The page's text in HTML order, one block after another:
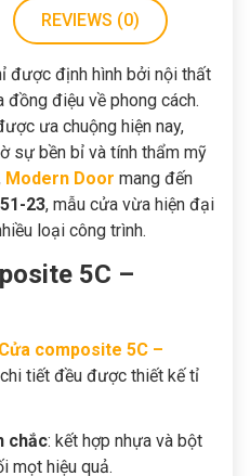
REVIEWS (0)
được định hình bởi nội thất
đồng điệu về phong cách.
ưa chuộng hiện nay,
sự bền bỉ và tính thẩm mỹ
Modern Door mang đến
23, mẫu cửa vừa hiện đại
loại công trình.
5C –
Cửa composite 5C –
tiết đều được thiết kế tỉ
chắc: kết hợp nhựa và bột
mọt hiệu quả.